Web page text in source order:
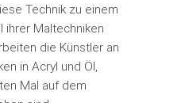
Technik zu einem
ihrer Maltechniken
die Künstler an
in Acryl und Öl,
Mal auf dem